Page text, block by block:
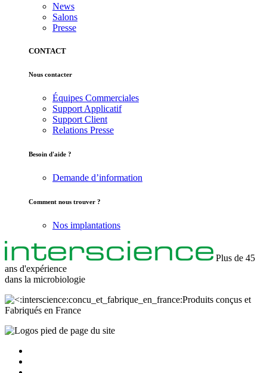
News
Salons
Presse
CONTACT
Nous contacter
Équipes Commerciales
Support Applicatif
Support Client
Relations Presse
Besoin d'aide ?
Demande d’information
Comment nous trouver ?
Nos implantations
Plus de 45
ans d'expérience
dans la microbiologie
Produits conçus et
Fabriqués en France